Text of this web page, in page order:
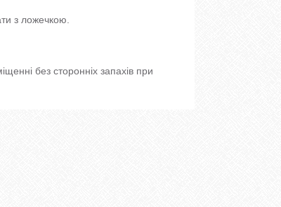
з ложечкою.
без сторонніх запахів при